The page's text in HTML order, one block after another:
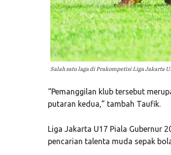
Salah satu laga di Prakompetisi Liga Jakarta
“Pemanggilan klub tersebut
putaran kedua,” tambah Taufik.
Liga Jakarta U17 Piala Gubernur
pencarian talenta muda sepak